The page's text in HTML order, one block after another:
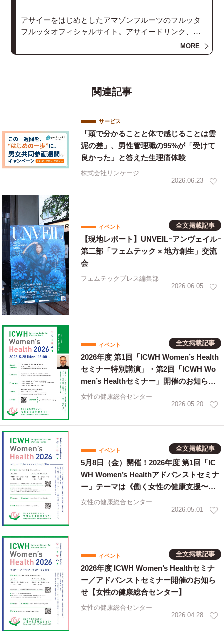
アサイーをはじめとしたアマゾンフルーツのフルッタ
フルッタオフィシャルサイト。アサイードリンク、ア
サイーエナジーダイ エッタなど、からだと自然に優し
い商品をご紹介しています。
MORE
関連記事
サービス
「頭で分かることと体で感じることは雲
泥の差」、男性管理職の95%が「受けて
良かった」と答えた生理痛体験
株式会社リンケージ
2026.06.23
イベント 全文掲載記事
【現地レポート】UNVEILｰアンヴェイルｰ
第二部「フェムテック × 地方創生」交流
会
フェムテックプレス編集部
2026.06.05
イベント 全文掲載記事
2026年度 第1回「ICWH Women’s Health
セミナー特別講演」・第2回「ICWH Wo
men’s Healthセミナー」開催のお知ら
せ！【女性の健康総合センター】
女性の健康総合センター
2026.05.20
イベント 全文掲載記事
5月8日（金）開催！2026年度 第1回「IC
WH Women’s Healthアドバンストセミナ
ー」テーマは《働く女性の健康支援〜職
域との連携のあり方〜》 【女性の健康総
女性の健康総合センター
2026.05.01
イベント 全文掲載記事
2026年度 ICWH Women’s Healthセミナ
ー／アドバンストセミナー開催のお知ら
せ【女性の健康総合センター】
女性の健康総合センター
2026.04.28